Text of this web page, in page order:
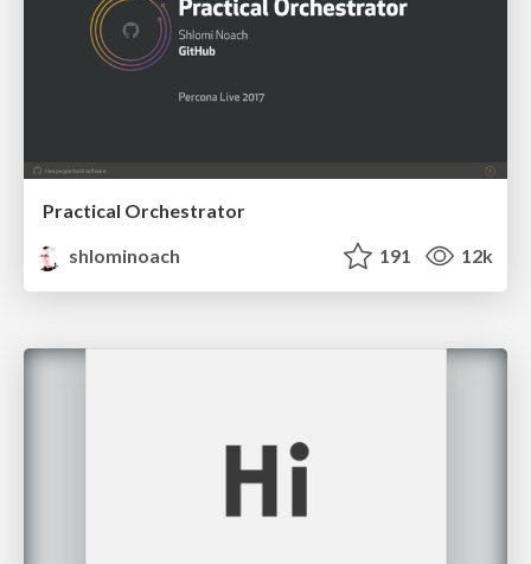
Practical Orchestrator
shlominoach
191 12k